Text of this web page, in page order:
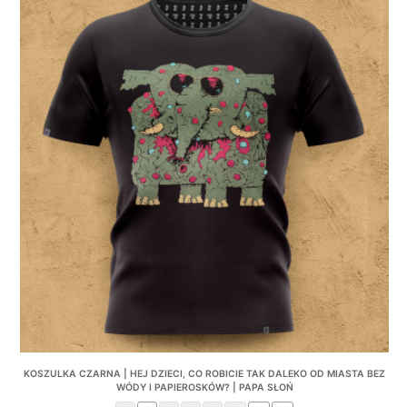
was:
is:
99,00 zł.
has
variants.
The
options
may
be
chosen
on
KOSZULKA CZARNA | HEJ DZIECI, CO ROBICIE TAK DALEKO OD MIASTA BEZ
WÓDY I PAPIEROSKÓW? | PAPA SŁOŃ